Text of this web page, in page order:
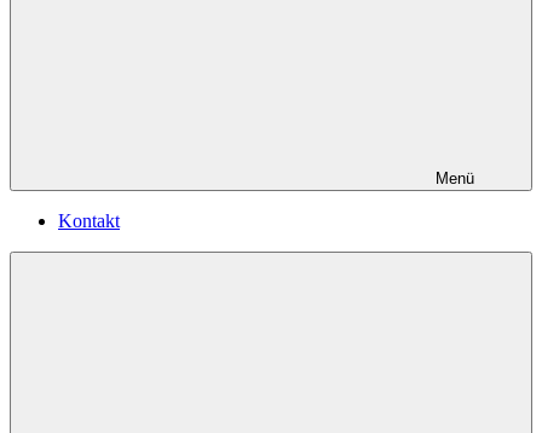
Menü
Kontakt